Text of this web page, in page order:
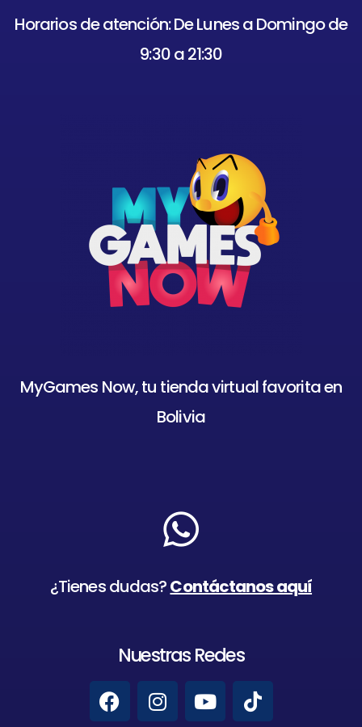
Horarios de atención: De Lunes a Domingo de
9:30 a 21:30
MyGames Now, tu tienda virtual favorita en
Bolivia
¿Tienes dudas?Contáctanos aquí
Nuestras Redes